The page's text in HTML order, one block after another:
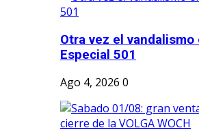
Otra vez el vandalismo
Especial 501
Ago 4, 2026 0